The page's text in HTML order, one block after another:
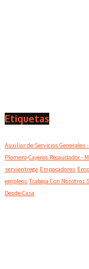
Etiquetas
Auxiliar de Servicios Generales -
Plomero Cajeros Recaudador -
servientrega Empacadores
empleos Trabaja Con Nosotros
Desde Casa